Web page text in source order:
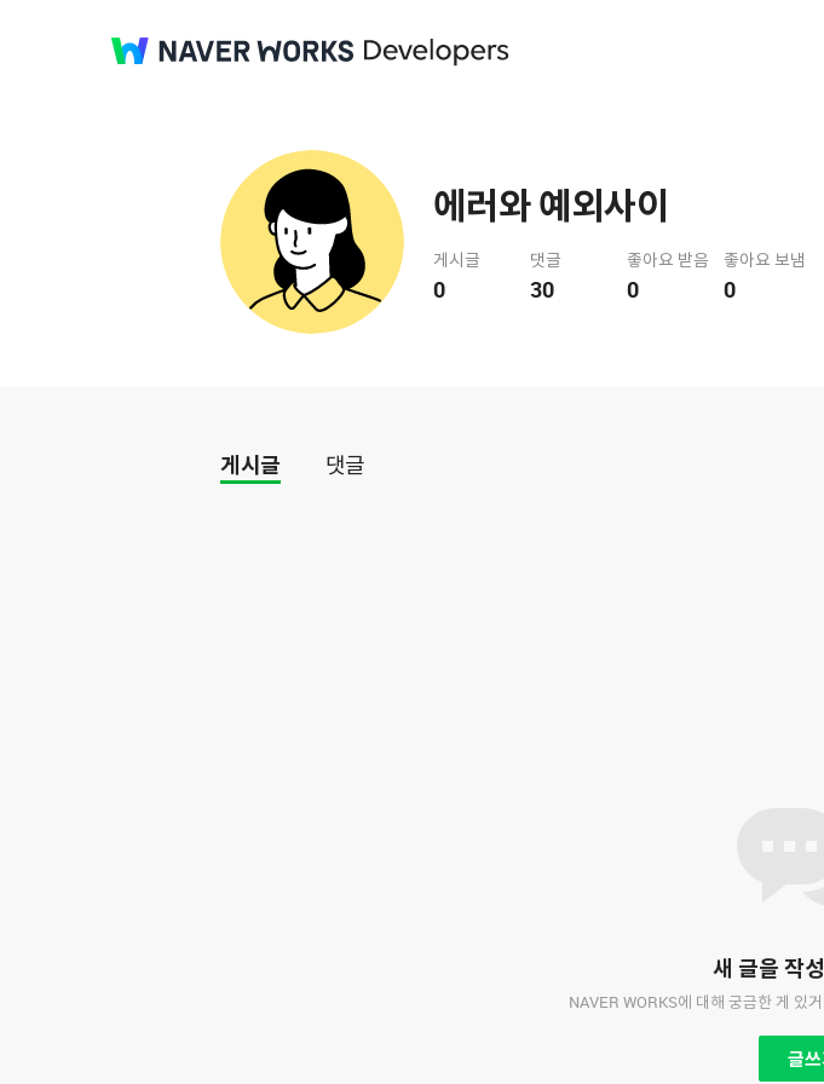
에러와 예외사이
게시글
0
댓글
30
좋아요 받음
0
좋아요 보냄
0
게시글 댓글
새 글을 작
NAVER WORKS에 대해 궁금한 게 있
글쓰